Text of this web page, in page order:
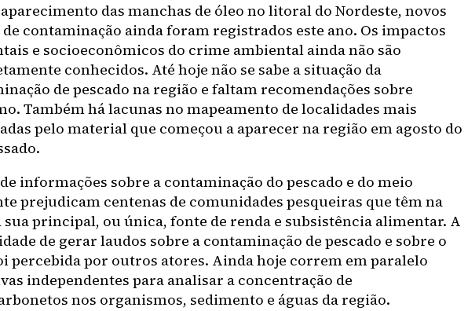
das manchas de óleo no litoral do Nordeste, novos
contaminação ainda foram registrados este ano. Os impactos
e socioeconômicos do crime ambiental ainda não são
conhecidos. Até hoje não se sabe a situação da
de pescado na região e faltam recomendações sobre
Também há lacunas no mapeamento de localidades mais
pelo material que começou a aparecer na região em agosto do
informações sobre a contaminação do pescado e do meio
prejudicam centenas de comunidades pesqueiras que têm na
sua principal, ou única, fonte de renda e subsistência alimentar. A
de gerar laudos sobre a contaminação de pescado e sobre o
percebida por outros atores. Ainda hoje correm em paralelo
independentes para analisar a concentração de
nos organismos, sedimento e águas da região.